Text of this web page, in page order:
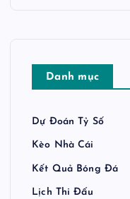
Danh mục
Dự Đoán Tỷ Số
Kèo Nhà Cái
Kết Quả Bóng Đá
Lịch Thi Đấu